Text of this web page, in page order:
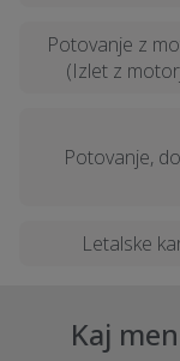
Potovanje z
(Izlet z
Potovanje,
Letalske
Kaj